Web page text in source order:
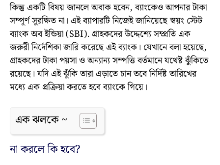
কিন্তু একটি বিষয় জানলে অবাক হবেন, ব্যাংকেও আপনার টাকা
সম্পূর্ণ সুরক্ষিত না। এই ব্যাপারটি নিজেই জানিয়েছে স্বয়ং স্টেট
ব্যাংক অব ইন্ডিয়া (SBI). গ্রাহকদের উদ্দেশ্যে সম্প্রতি এক
জরুরী নির্দেশিকা জারি করেছে এই ব্যাংক। যেখানে বলা হয়েছে,
গ্রাহকদের টাকা পয়সা ও অন্যান্য সম্পত্তি বর্তমানে যথেষ্ট ঝুঁকিতে
রয়েছে। যদি এই ঝুঁকি তারা এড়াতে চান তবে নির্দিষ্ট তারিখের
মধ্যে এক প্রক্রিয়া করতে হবে ব্যাংকে গিয়ে।
এক ঝলকে ~
না করলে কি হবে?